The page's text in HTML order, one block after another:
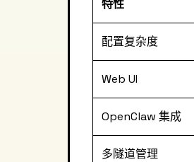
特性
配置复杂度
Web UI
OpenClaw 集成
多隧道管理